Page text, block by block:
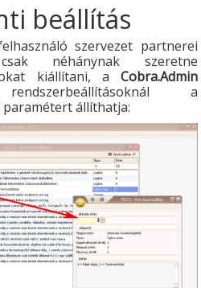
beállítás
szervezet partnerei
néhánynak szeretne
kiállítani, a Cobra.Admin
a
paramétert állíthatja: